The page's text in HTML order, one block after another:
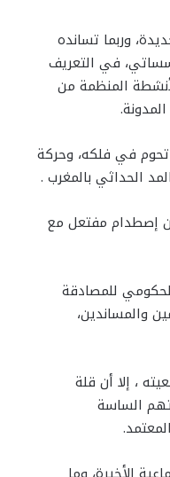
وربما تسانده
في التعريف
المنظمة من
في فلكه، وحركة
الحداثي بالمغرب .
عن إصطدام مفتعل مع
للمصادقة
والمساندين،
، إلا أن قلة
تهم الساسة